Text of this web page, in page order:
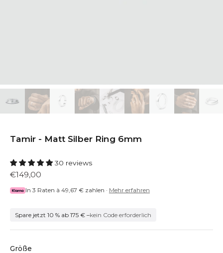
Tamir - Matt Silber Ring 6mm
30 reviews
€149,00
In 3 Raten à 49,67 €zahlen · Mehr erfahren
Spare jetzt 10 % ab 175 € –kein Code erforderlich
Größe